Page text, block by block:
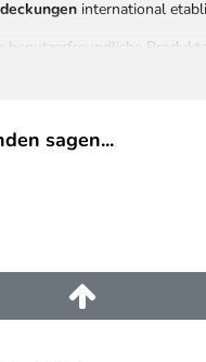
international
Ausrichtung auf
entspannt, sicher und
innovative Kollektion,
und Qualität
sagen...